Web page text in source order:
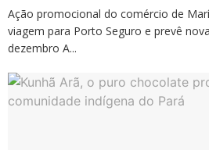
Ação promocional do comércio de
viagem para Porto Seguro e prevê
dezembro A...